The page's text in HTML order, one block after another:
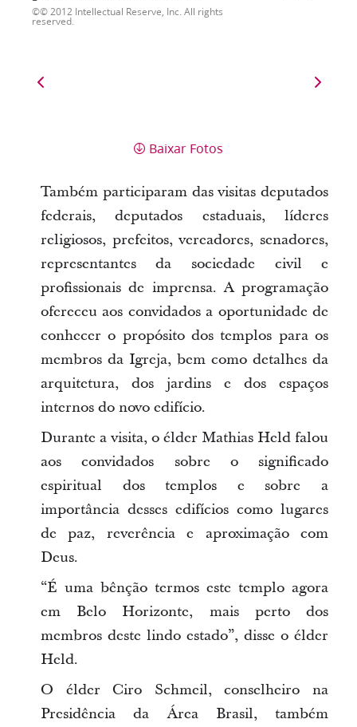
© 2012 Intellectual Reserve, Inc. All rights
reserved.
Baixar Fotos
Também participaram das visitas deputados
federais, deputados estaduais, líderes
religiosos, prefeitos, vereadores, senadores,
representantes da sociedade civil e
profissionais de imprensa. A programação
ofereceu aos convidados a oportunidade de
conhecer o propósito dos templos para os
membros da Igreja, bem como detalhes da
arquitetura, dos jardins e dos espaços
internos do novo edifício.
Durante a visita, o élder Mathias Held falou
aos convidados sobre o significado
espiritual dos templos e sobre a
importância desses edifícios como lugares
de paz, reverência e aproximação com
Deus.
“É uma bênção termos este templo agora
em Belo Horizonte, mais perto dos
membros deste lindo estado”, disse o élder
Held.
O élder Ciro Schmeil, conselheiro na
Presidência da Área Brasil, também